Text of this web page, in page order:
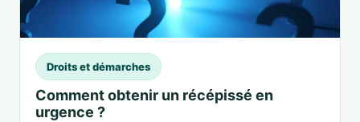
Droits et démarches
Comment obtenir un récépissé en
urgence ?